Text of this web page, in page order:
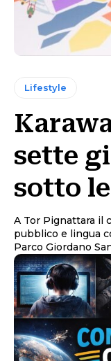
Lifestyle
sette
sotto
A Tor Pignattara il
pubblico e lingua
Parco Giordano